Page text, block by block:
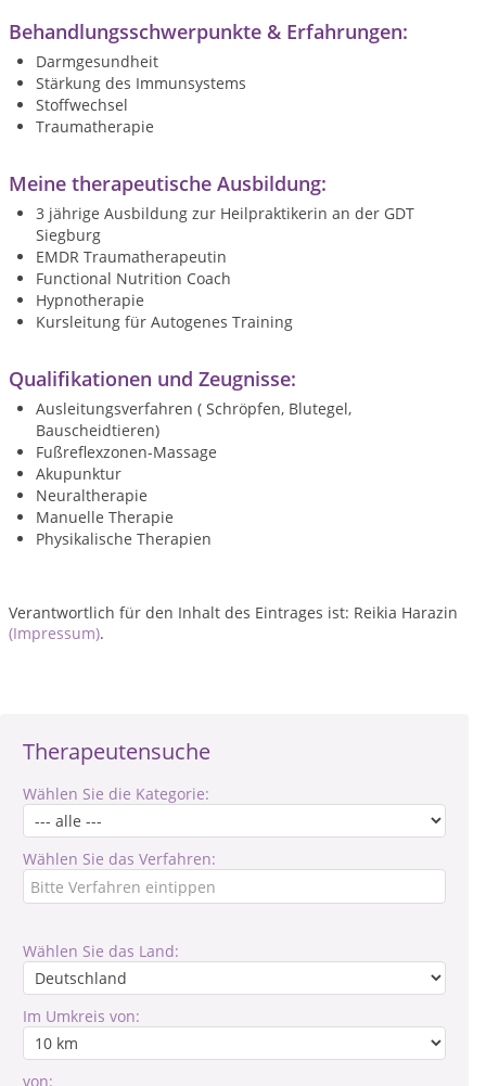
Therapeutensuche
Wählen Sie die Kategorie:
Wählen Sie das Verfahren:
Wählen Sie das Land:
Im Umkreis von:
von:
Behandlungsschwerpunkte & Erfahrungen:
Darmgesundheit
Stärkung des Immunsystems
Stoffwechsel
Traumatherapie
Meine therapeutische Ausbildung:
3 jährige Ausbildung zur Heilpraktikerin an der GDT
Siegburg
EMDR Traumatherapeutin
Functional Nutrition Coach
Hypnotherapie
Kursleitung für Autogenes Training
Qualifikationen und Zeugnisse:
Ausleitungsverfahren ( Schröpfen, Blutegel,
Bauscheidtieren)
Fußreflexzonen-Massage
Akupunktur
Neuraltherapie
Manuelle Therapie
Physikalische Therapien
Verantwortlich für den Inhalt des Eintrages ist: Reikia Harazin
(Impressum).